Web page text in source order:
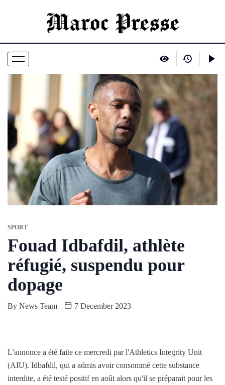
SPORT
Fouad Idbafdil, athlète
réfugié, suspendu pour
dopage
By News Team 7 December 2023
L'annonce a été faite ce mercredi par l'Athletics Integrity Unit
(AIU). Idbafdil, qui a admis avoir consommé cette substance
interdite, a été testé positif en août alors qu'il se préparait pour les